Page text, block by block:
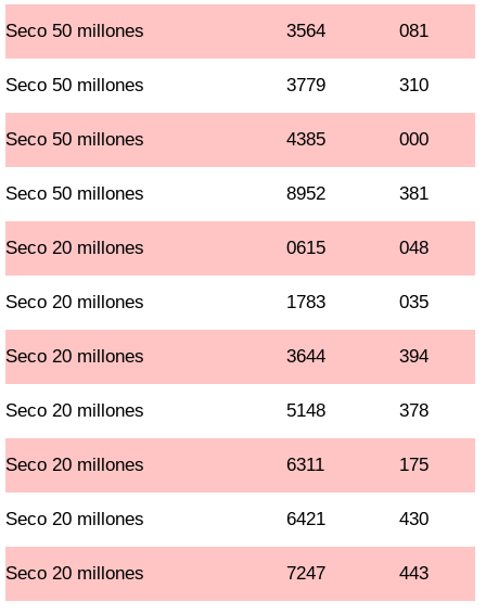
Seco 50 millones 3564 081
Seco 50 millones 3779 310
Seco 50 millones 4385 000
Seco 50 millones 8952 381
Seco 20 millones 0615 048
Seco 20 millones 1783 035
Seco 20 millones 3644 394
Seco 20 millones 5148 378
Seco 20 millones 6311 175
Seco 20 millones 6421 430
Seco 20 millones 7247 443